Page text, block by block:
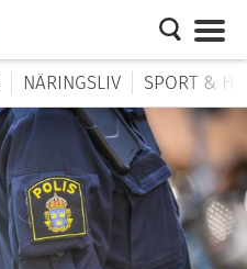
NÄRINGSLIV SPORT &